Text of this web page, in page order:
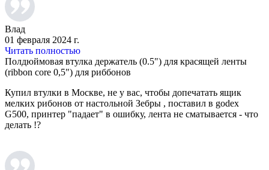
Влад
01 февраля 2024 г.
Читать полностью
Полдюймовая втулка держатель (0.5") для красящей ленты
(ribbon core 0,5") для риббонов
Купил втулки в Москве, не у вас, чтобы допечатать ящик
мелких рибонов от настольной Зебры , поставил в godex
G500, принтер "падает" в ошибку, лента не сматывается - что
делать !?